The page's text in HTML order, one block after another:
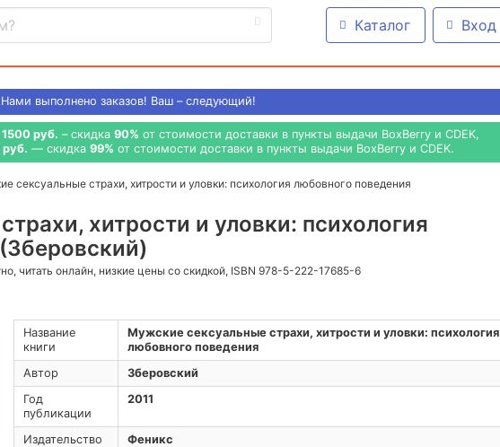
Каталог Вход
Нами выполнено заказов! Ваш – следующий!
1500 руб. – скидка 90% от стоимости доставки в пункты выдачи BoxBerry и CDEK,
— скидка 99% от стоимости доставки в пункты выдачи BoxBerry и CDEK.
сексуальные страхи, хитрости и уловки: психология любовного поведения
хитрости и уловки: психология
читать онлайн, низкие цены со скидкой, ISBN 978-5-222-17685-6
Название
книги
Мужские сексуальные страхи, хитрости и уловки: психология
любовного поведения
Автор
Зберовский
Год
публикации
2011
Издательство
Феникс